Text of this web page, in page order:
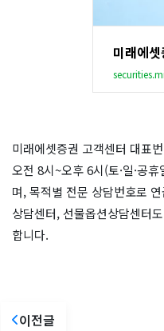
미래에
미래에셋증권 고객센터 대표
오전 8시~오후 6시(토·일·공
며, 목적별 전문 상담번호로
상담센터, 선물옵션상담센터
합니다.
이전글